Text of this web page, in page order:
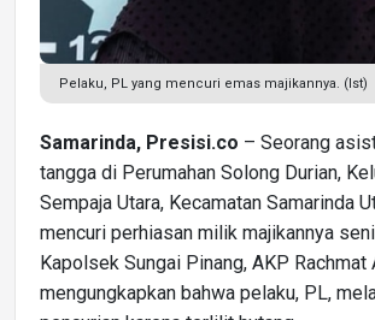
Pelaku, PL yang mencuri emas majikannya. (Ist)
Samarinda, Presisi.co – Seorang
tangga di Perumahan Solong Durian,
Sempaja Utara, Kecamatan Samarinda
mencuri perhiasan milik majikannya
Kapolsek Sungai Pinang, AKP Rachmat
mengungkapkan bahwa pelaku, PL,